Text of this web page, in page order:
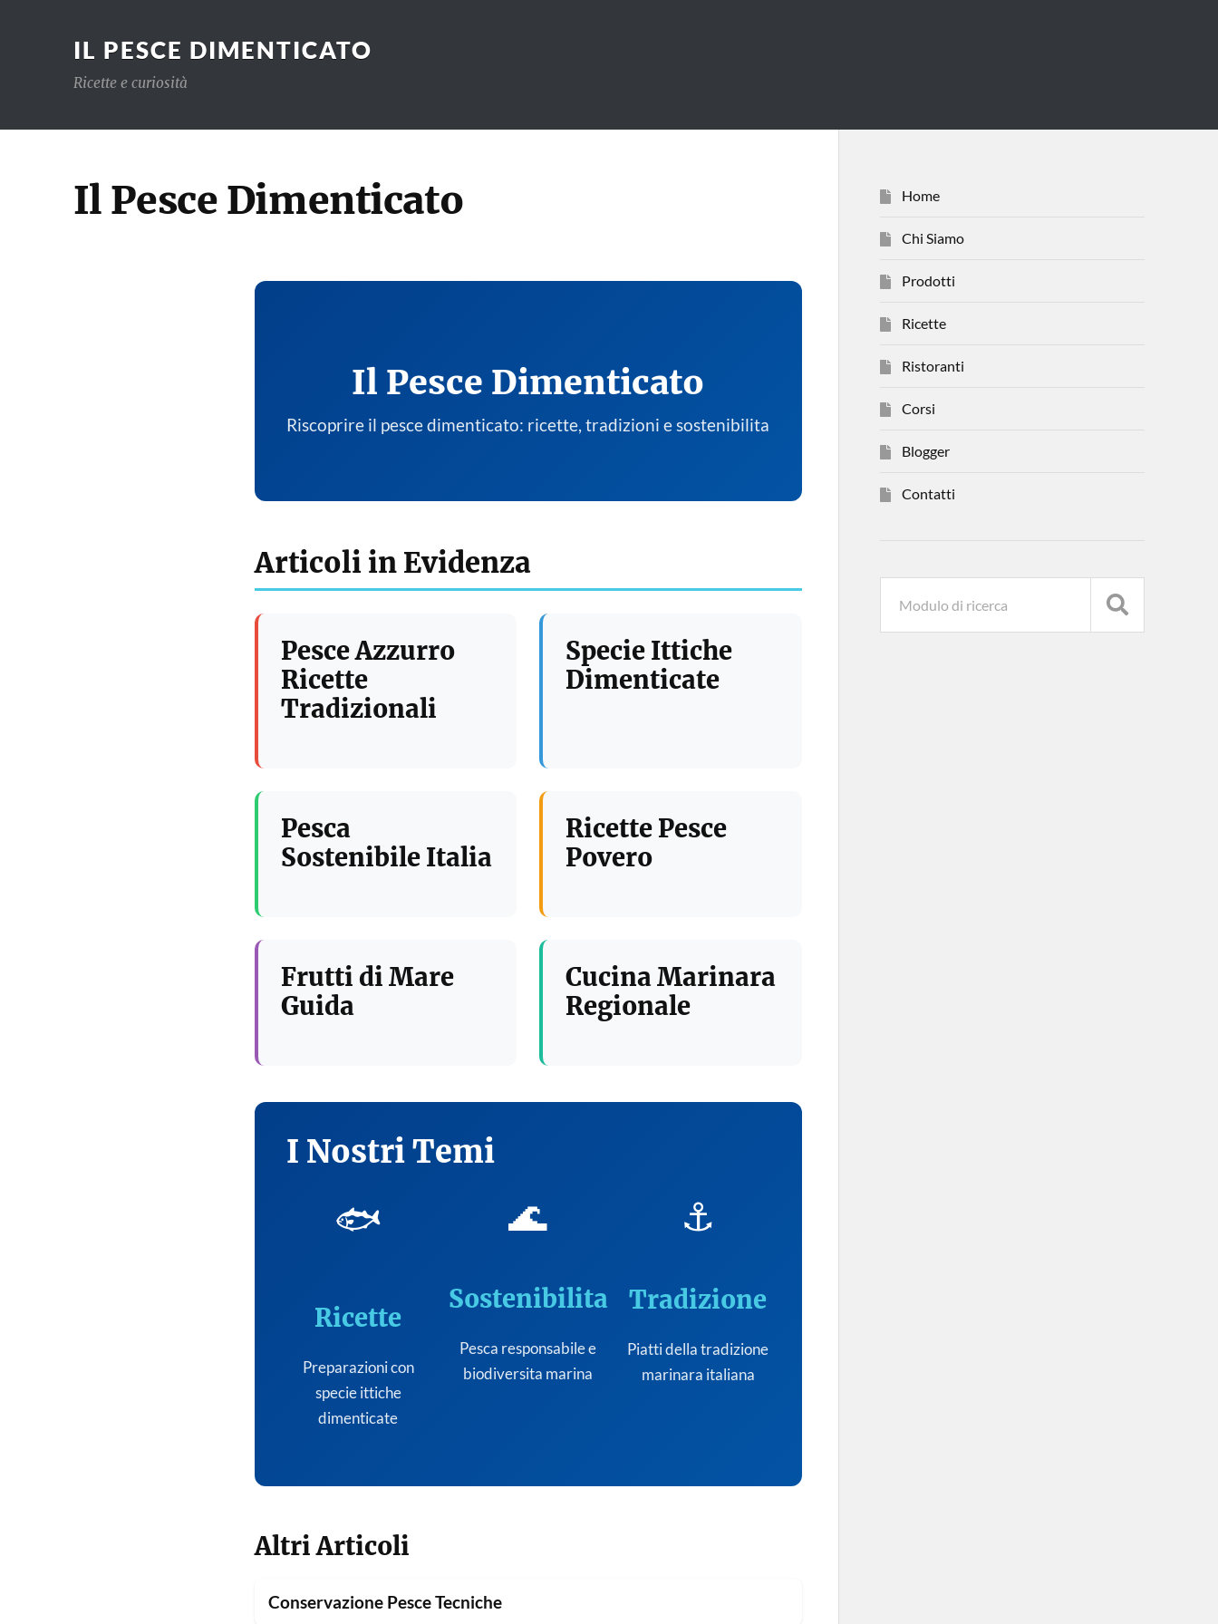
IL PESCE DIMENTICATO
Ricette e curiosità
Il Pesce Dimenticato
Il Pesce Dimenticato
Riscoprire il pesce dimenticato: ricette, tradizioni e sostenibilita
Articoli in Evidenza
Pesce Azzurro
Ricette
Tradizionali
Specie Ittiche
Dimenticate
Pesca
Sostenibile Italia
Ricette Pesce
Povero
Frutti di Mare
Guida
Cucina Marinara
Regionale
I Nostri Temi
🐟
Ricette
Preparazioni con
specie ittiche
dimenticate
🌊
Sostenibilita
Pesca responsabile e
biodiversita marina
⚓
Tradizione
Piatti della tradizione
marinara italiana
Altri Articoli
Conservazione Pesce Tecniche
Home
Chi Siamo
Prodotti
Ricette
Ristoranti
Corsi
Blogger
Contatti